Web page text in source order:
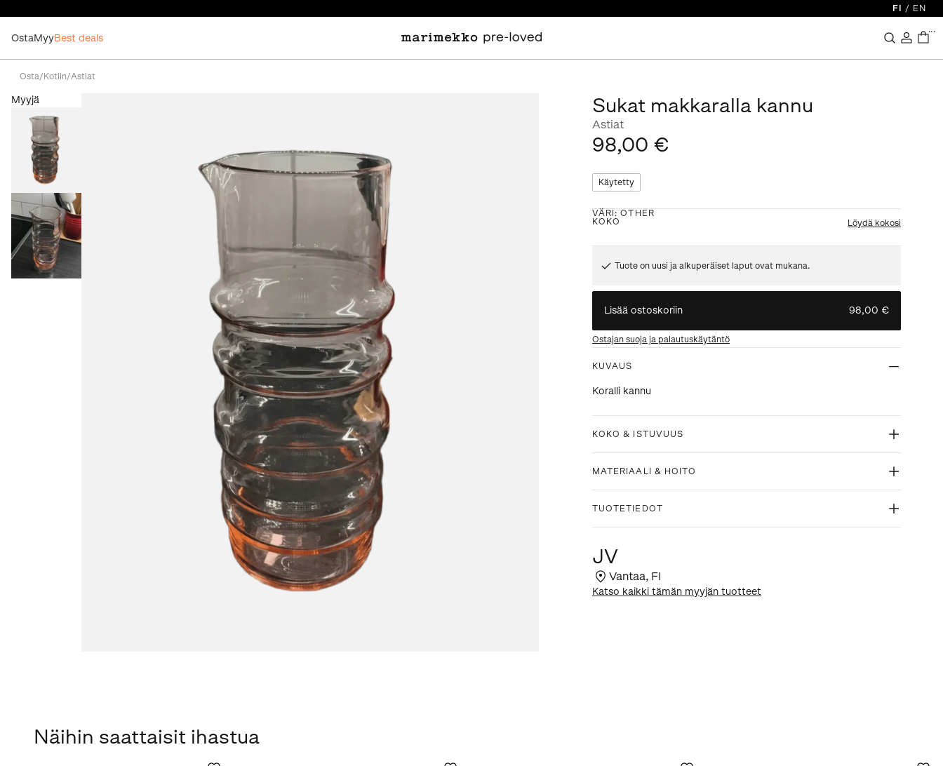
FI / EN
OstaMyyBest deals
...
Osta/ Kotiin/Astiat
Myyjä Sukat makkaralla kannu
Astiat
98,00 €
Käytetty
VÄRI :OTHER
KOKO
Löydä kokosi
Tuote on uusi ja alkuperäiset laput ovat mukana.
Lisää ostoskoriin 98,00 €
Ostajan suoja ja palautuskäytäntö
KUVAUS
Koralli kannu
KOKO & ISTUVUUS
MATERIAALI & HOITO
TUOTETIEDOT
JV
Vantaa, FI
Katso kaikki tämän myyjän tuotteet
Näihin saattaisit ihastua